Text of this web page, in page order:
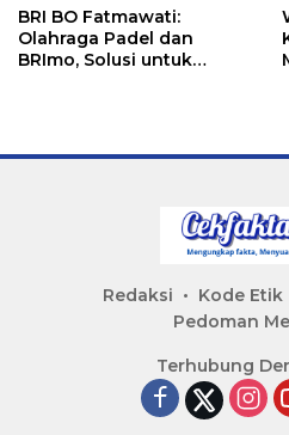
BRI BO Fatmawati:
Olahraga Padel dan
BRImo, Solusi untuk
Redaksi Kode Etik
Pedoman
Terhubung